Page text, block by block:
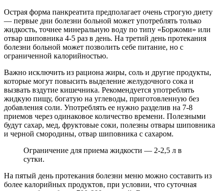
Острая форма панкреатита предполагает очень строгую диету
— первые дни болезни больной может употреблять только
жидкость, точнее минеральную воду по типу «Боржоми» или
отвар шиповника 4-5 раз в день. На третий день протекания
болезни больной может позволить себе питание, но с
ограниченной калорийностью.
Важно исключить из рациона жиры, соль и другие продукты,
которые могут повысить выделение желудочного сока и
вызвать вздутие кишечника. Рекомендуется употреблять
жидкую пищу, богатую на углеводы, приготовленную без
добавления соли. Употреблять ее нужно разделив на 7-8
приемов через одинаковое количество времени. Полезными
будут сахар, мед, фруктовые соки, полезны отвары шиповника
и черной смородины, отвар шиповника с сахаром.
Ограничение для приема жидкости — 2-2,5 л в
сутки.
На пятый день протекания болезни меню можно составить из
более калорийных продуктов, при условии, что суточная